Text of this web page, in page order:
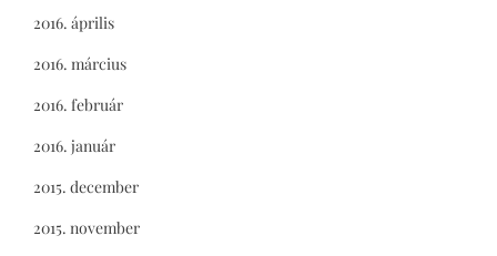
2016. április
2016. március
2016. február
2016. január
2015. december
2015. november